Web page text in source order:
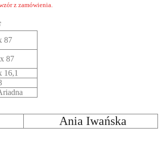
z zamówienia.
87
87
16,1
Ania Iwańska